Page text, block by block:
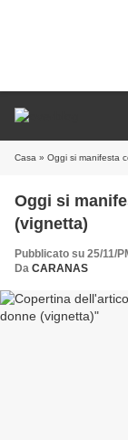
Casa » Oggi si manifesta
Oggi si
(vignetta)
Pubblicato su 25/11/
Da CARANAS